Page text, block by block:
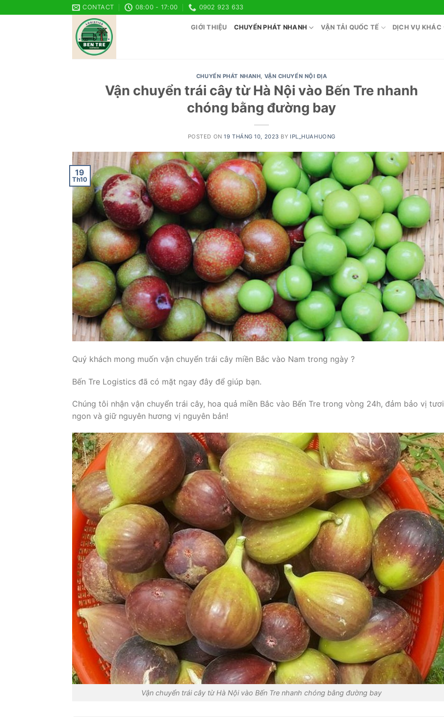
to
CONTACT 08:00 - 17:00 0902 923 633
GIỚI THIỆU CHUYỂN PHÁT NHANH VẬN TẢI QUỐC TẾ DỊCH VỤ KHÁC
CHUYỂN PHÁT NHANH, VẬN CHUYỂN NỘI ĐỊA
Vận chuyển trái cây từ Hà Nội vào Bến Tre nhanh
chóng bằng đường bay
POSTED ON19 THÁNG 10, 2023 BY IPL_HUAHUONG
19
Th10
Quý khách mong muốn vận chuyển trái cây miền Bắc vào Nam trong ngày ?
Bến Tre Logistics đã có mặt ngay đây để giúp bạn.
Chúng tôi nhận vận chuyển trái cây, hoa quả miền Bắc vào Bến Tre trong vòng 24h, đảm bảo vị tươi
ngon và giữ nguyên hương vị nguyên bản!
Vận chuyển trái cây từ Hà Nội vào Bến Tre nhanh chóng bằng đường bay